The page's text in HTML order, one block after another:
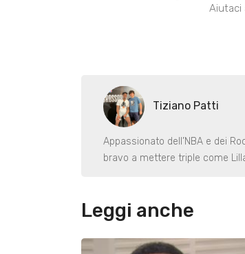
Aiutaci
Tiziano Patti
Appassionato dell’NBA e dei
bravo a mettere triple come
Leggi anche